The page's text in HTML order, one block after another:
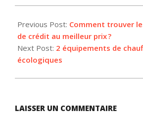
06-
11
Previous Post: Comment trouver
de crédit au meilleur prix ?
Next Post: 2 équipements de
écologiques
LAISSER UN COMMENTAIRE